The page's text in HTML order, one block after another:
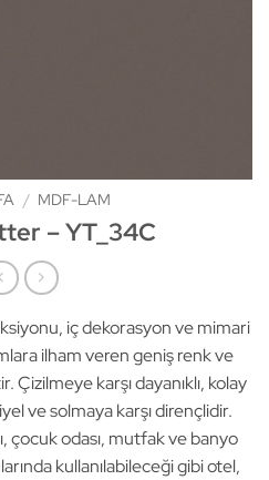
/ MDF-LAM
– YT_34C
iç dekorasyon ve mimari
ilham veren geniş renk ve
karşı dayanıklı, kolay
ve solmaya karşı dirençlidir.
çocuk odası, mutfak ve banyo
kullanılabileceği gibi otel,